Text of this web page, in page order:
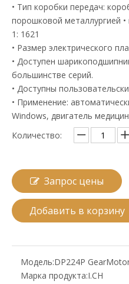
• Тип коробки передач:
порошковой металлургией
1: 1621
• Размер электрического
• Доступен
большинстве серий.
• Доступны
• Применение:
Windows, двигатель
Количество:
Запрос цены
Добавить в корзину
Модель:DP224P
Марка продукта:I.CH